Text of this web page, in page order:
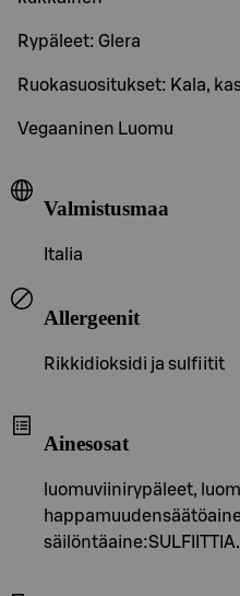
Rypäleet: Glera
Ruokasuositukset: Kala,
Vegaaninen Luomu
Valmistusmaa
Italia
Allergeenit
Rikkidioksidi ja sulfiitit
Ainesosat
luomuviinirypäleet,